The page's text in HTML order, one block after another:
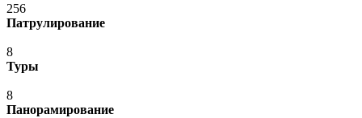
256
Патрулирование
8
Туры
8
Панорамирование